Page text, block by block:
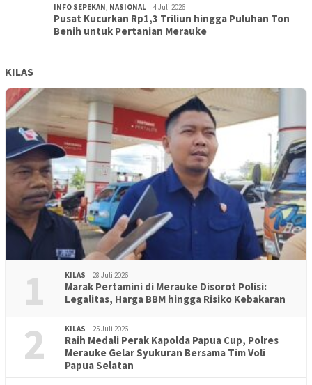
INFO SEPEKAN, NASIONAL 4 Juli 2026
Pusat Kucurkan Rp1,3 Triliun hingga Puluhan Ton
Benih untuk Pertanian Merauke
KILAS
1 KILAS 28 Juli 2026
Marak Pertamini di Merauke Disorot Polisi:
Legalitas, Harga BBM hingga Risiko Kebakaran
2 KILAS 25 Juli 2026
Raih Medali Perak Kapolda Papua Cup, Polres
Merauke Gelar Syukuran Bersama Tim Voli
Papua Selatan